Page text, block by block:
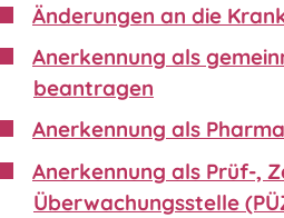
Änderungen an die
Anerkennung als
beantragen
Anerkennung als
Anerkennung als Prüf-,
Überwachungsstelle